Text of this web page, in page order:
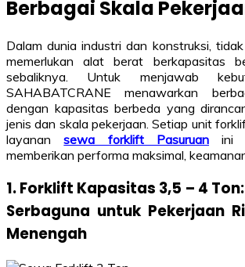
Berbagai Skala
Dalam dunia industri dan konstruksi,
memerlukan alat berat berkapasitas
sebaliknya. Untuk menjawab
SAHABATCRANE menawarkan
dengan kapasitas berbeda yang
jenis dan skala pekerjaan. Setiap unit
layanansewa forklift Pasuruan ini
memberikan performa maksimal,
1. Forklift Kapasitas 3,5 – 4
Serbaguna untuk Pekerjaan
Menengah